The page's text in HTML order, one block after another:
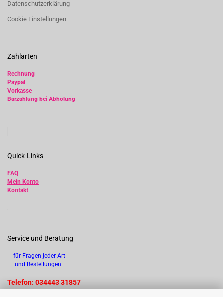
Datenschutzerklärung
Cookie Einstellungen
Zahlarten
Rechnung
Paypal
Vorkasse
Barzahlung bei Abholung
Quick-Links
FAQ
Mein Konto
Kontakt
Service und Beratung
für Fragen jeder Art
und Bestellungen
Telefon: 034443 31857